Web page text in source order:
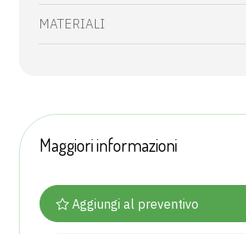
MATERIALI
Maggiori informazioni
Aggiungi al preventivo